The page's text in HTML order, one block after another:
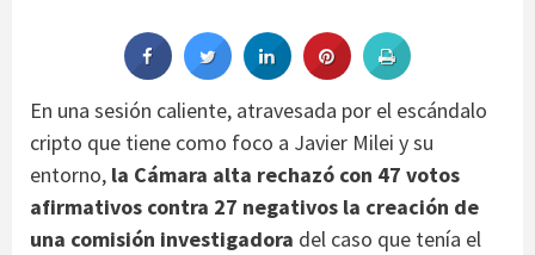
En una sesión caliente, atravesada por el escándalo
cripto que tiene como foco a Javier Milei y su
entorno, la Cámara alta rechazó con 47 votos
afirmativos contra 27 negativos la creación de
una comisión investigadora del caso que tenía el